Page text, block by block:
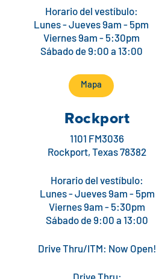
Horario del vestíbulo:
Lunes - Jueves 9am - 5pm
Viernes 9am - 5:30pm
Sábado de 9:00 a 13:00
Mapa
Rockport
1101 FM3036
Rockport, Texas 78382
Horario del vestíbulo:
Lunes - Jueves 9am - 5pm
Viernes 9am - 5:30pm
Sábado de 9:00 a 13:00
Drive Thru/ITM: Now Open!